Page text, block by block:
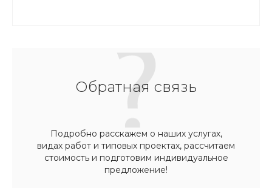
Обратная связь
Подробно расскажем о наших услугах,
видах работ и типовых проектах, рассчитаем
стоимость и подготовим индивидуальное
предложение!